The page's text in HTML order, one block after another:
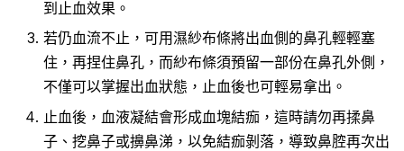
到止血效果。
若仍血流不止，可用濕紗布條將出血側的鼻孔輕輕塞
住，再捏住鼻孔，而紗布條須預留一部份在鼻孔外側，
不僅可以掌握出血狀態，止血後也可輕易拿出。
止血後，血液凝結會形成血塊結痂，這時請勿再揉鼻
子、挖鼻子或擤鼻涕，以免結痂剝落，導致鼻腔再次出